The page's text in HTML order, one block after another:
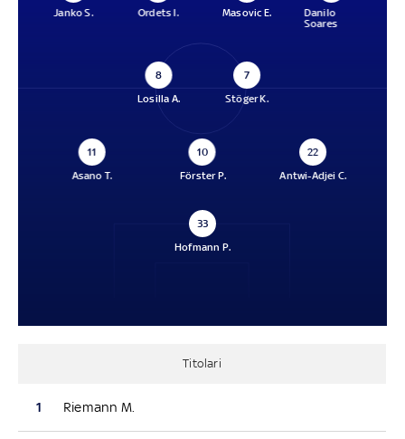
Janko S.
Ordets I.
Masovic E.
Danilo
Soares
8
Losilla A.
7
Stöger K.
11
Asano T.
10
Förster P.
22
Antwi-Adjei C.
33
Hofmann P.
Titolari
1 Riemann M.